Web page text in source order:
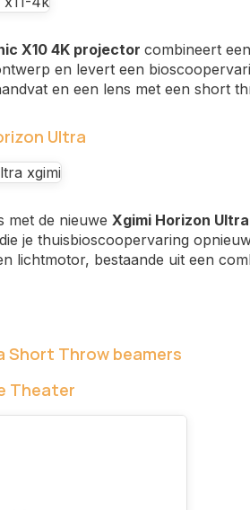
X10 4K projector combineert
en levert een
en een lens met een short
Ultra
met de nieuwe Xgimi Horizon Ultra
je thuisbioscoopervaring
lichtmotor, bestaande uit een
Short Throw beamers
Theater